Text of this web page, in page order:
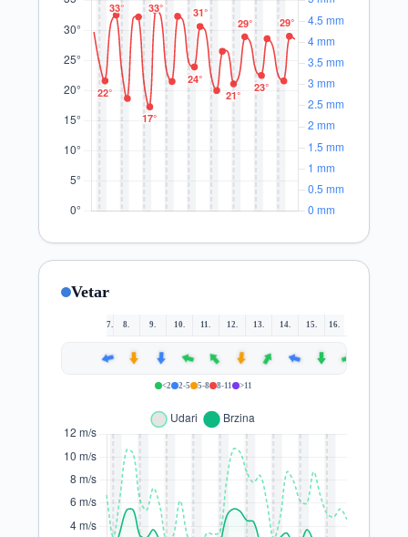
Vetar
7. 8. 9. 10. 11. 12. 13. 14. 15. 16.